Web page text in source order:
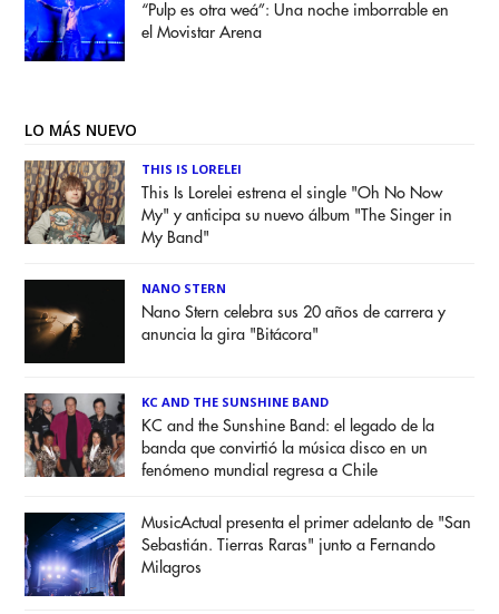
“Pulp es otra weá”: Una noche imborrable en
el Movistar Arena
LO MÁS NUEVO
THIS IS LORELEI
This Is Lorelei estrena el single "Oh No Now
My" y anticipa su nuevo álbum "The Singer in
My Band"
NANO STERN
Nano Stern celebra sus 20 años de carrera y
anuncia la gira "Bitácora"
KC AND THE SUNSHINE BAND
KC and the Sunshine Band: el legado de la
banda que convirtió la música disco en un
fenómeno mundial regresa a Chile
MusicActual presenta el primer adelanto de "San
Sebastián. Tierras Raras" junto a Fernando
Milagros